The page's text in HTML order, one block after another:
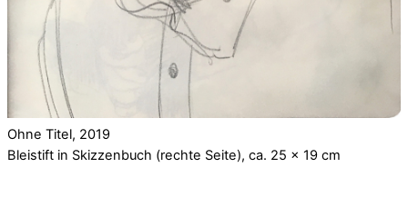
Ohne Titel, 2019
Bleistift in Skizzenbuch (rechte Seite), ca. 25 x 19 cm